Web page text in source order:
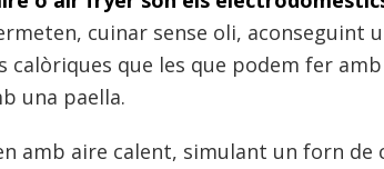
cuinar sense oli, aconseguint
calòriques que les que podem fer
una paella.
amb aire calent, simulant un forn de